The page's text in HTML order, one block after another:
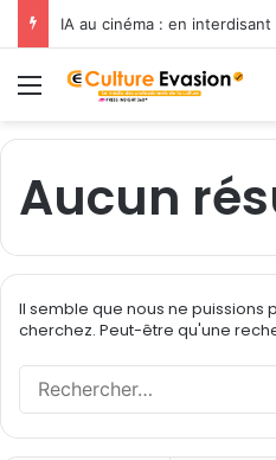
Menu
Aucun
Il semble que nous ne puissions
cherchez. Peut-être qu'une